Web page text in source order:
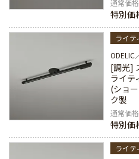
通常価格
特別価
ライ
ODELIC
[調光]
ライテ
(ショ
ク製
通常価格
特別価
ライ